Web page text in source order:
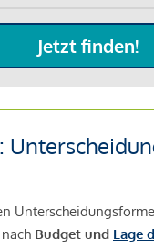
Jetzt finden!
Budget und Lage